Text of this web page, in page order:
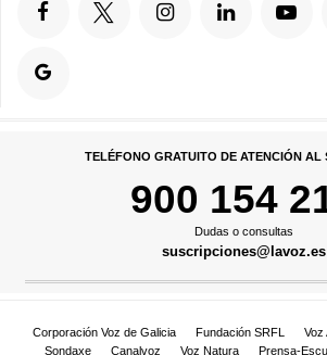
TELÉFONO GRATUITO DE ATENCIÓN AL
900 154
Dudas o consultas
suscripciones@lavoz.es
Corporación Voz de Galicia Fundación SRFL Voz
Sondaxe
Canalvoz Voz Natura Prensa-